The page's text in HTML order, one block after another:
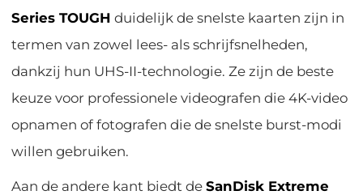
Series TOUGH duidelijk de snelste kaarten zijn in
termen van zowel lees- als schrijfsnelheden,
dankzij hun UHS-II-technologie. Ze zijn de beste
keuze voor professionele videografen die 4K-video
opnamen of fotografen die de snelste burst-modi
willen gebruiken.
Aan de andere kant biedt deSanDisk Extreme